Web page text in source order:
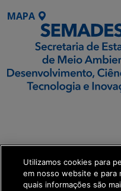
MAPA
get_footer();
Utilizamos cookies para
em nosso website e para
quais informações são